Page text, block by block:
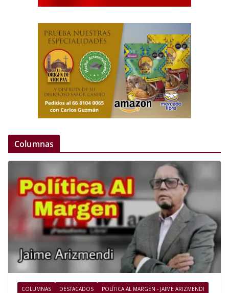
Columnas
COLUMNAS DESTACADOS POLÍTICA AL MARGEN - JAIME ARIZMENDI